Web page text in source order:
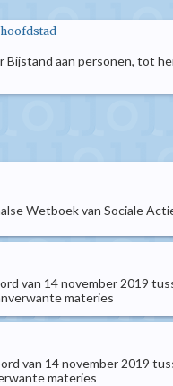
aan personen, tot
Wetboek van Sociale
van 14 november 2019
materies
van 14 november 2019
materies